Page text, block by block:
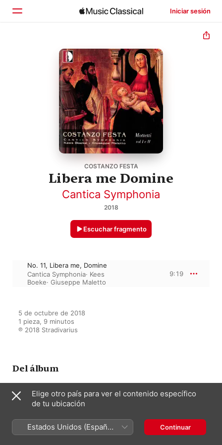
Iniciar sesión
Explorar
COSTANZO FESTA
Libera me Domine
Cantica Symphonia
2018
Escuchar fragmento
No. 11, Libera me, Domine
Cantica Symphonia· Kees
Boeke· Giuseppe Maletto
9:19
5 de octubre de 2018
1 pieza, 9 minutos
℗ 2018 Stradivarius
Del álbum
Festa: Mottetti, Vols. 1 & 2
Cantica Symphonia·Kees Boeke
Elige otro país para ver el contenido específico
de tu ubicación
Estados Unidos (Español
México)
Continuar